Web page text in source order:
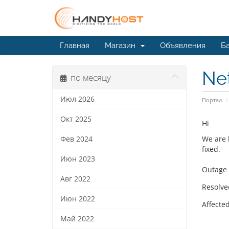
Главная Магазин Объявления
Портал
по месяцу
Июл 2026
Окт 2025
Фев 2024
Июн 2023
Авг 2022
Июн 2022
Май 2022
Hi
We
fixed.